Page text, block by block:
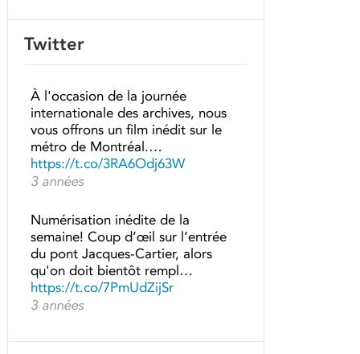
Twitter
À l'occasion de la journée
internationale des archives, nous
vous offrons un film inédit sur le
métro de Montréal.…
https://t.co/3RA6Odj63W
3 années
Numérisation inédite de la
semaine! Coup d’œil sur l’entrée
du pont Jacques-Cartier, alors
qu'on doit bientôt rempl…
https://t.co/7PmUdZijSr
3 années